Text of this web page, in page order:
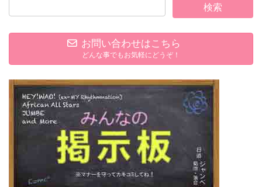
お問い合わせはこちら
どんな事でもお気軽にどうぞ！